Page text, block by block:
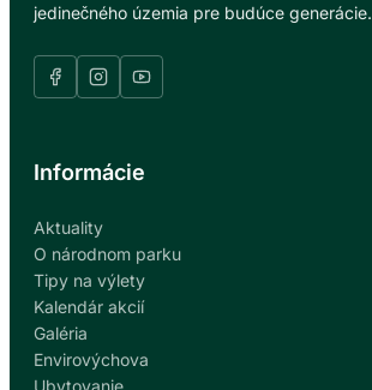
jedinečného územia pre budúce generácie.
Informácie
Aktuality
O národnom parku
Tipy na výlety
Kalendár akcií
Galéria
Envirovýchova
Ubytovanie